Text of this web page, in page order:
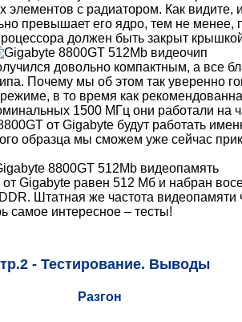
элементов с радиатором. Как
превышает его ядро, тем не менее,
должен быть закрыт
довольно компактным, а все
Почему мы об этом так уверенно
в то время как
1500 МГц они работали на
от Gigabyte будут работать
образца мы сможем уже сейчас
Gigabyte равен 512 Мб и набран
Штатная же частота
самое интересное – тесты!
- Тестирование. Выводы
Разгон